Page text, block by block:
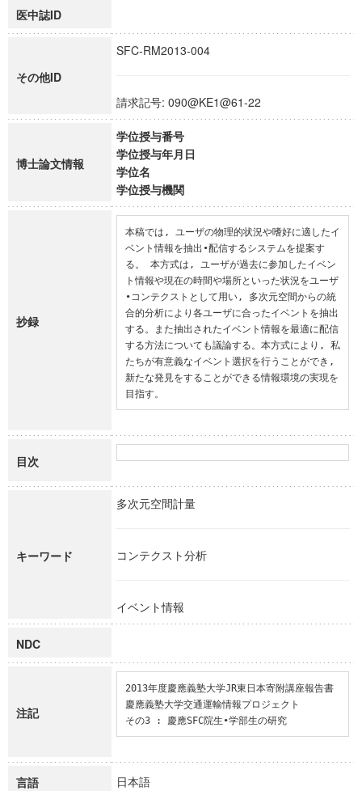
医中誌ID
その他ID
SFC-RM2013-004
請求記号: 090@KE1@61-22
博士論文情報
学位授与番号
学位授与年月日
学位名
学位授与機関
抄録
本稿では, ユーザの物理的状況や嗜好に適したイ
ベント情報を抽出•配信するシステムを提案す
る。 本方式は, ユーザが過去に参加したイベン
ト情報や現在の時間や場所といった状況をユーザ
•コンテクストとして用い, 多次元空間からの統
合的分析により各ユーザに合ったイベントを抽出
する。また抽出されたイベント情報を最適に配信
する方法についても議論する。本方式により, 私
たちが有意義なイベント選択を行うことができ,
新たな発見をすることができる情報環境の実現を
目指す。
目次
キーワード
多次元空間計量
コンテクスト分析
イベント情報
NDC
注記
2013年度慶應義塾大学JR東日本寄附講座報告書
慶應義塾大学交通運輸情報プロジェクト
その3 : 慶應SFC院生•学部生の研究
言語 日本語